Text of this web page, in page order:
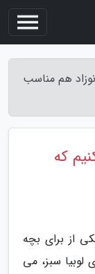
هم مناسب
که
از برای بچه
لوبیا سبز، می